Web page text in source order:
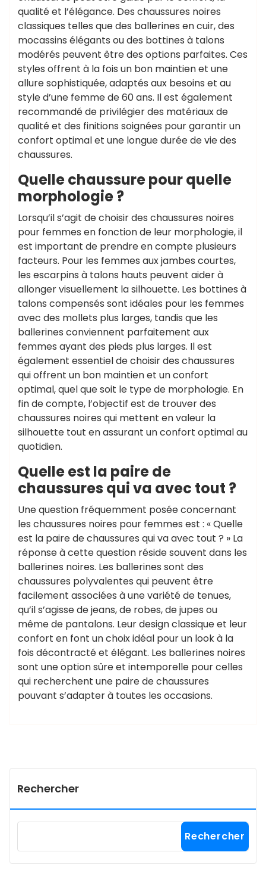
qualité et l’élégance. Des chaussures noires
classiques telles que des ballerines en cuir, des
mocassins élégants ou des bottines à talons
modérés peuvent être des options parfaites. Ces
styles offrent à la fois un bon maintien et une
allure sophistiquée, adaptés aux besoins et au
style d’une femme de 60 ans. Il est également
recommandé de privilégier des matériaux de
qualité et des finitions soignées pour garantir un
confort optimal et une longue durée de vie des
chaussures.
Quelle chaussure pour quelle
morphologie ?
Lorsqu’il s’agit de choisir des chaussures noires
pour femmes en fonction de leur morphologie, il
est important de prendre en compte plusieurs
facteurs. Pour les femmes aux jambes courtes,
les escarpins à talons hauts peuvent aider à
allonger visuellement la silhouette. Les bottines à
talons compensés sont idéales pour les femmes
avec des mollets plus larges, tandis que les
ballerines conviennent parfaitement aux
femmes ayant des pieds plus larges. Il est
également essentiel de choisir des chaussures
qui offrent un bon maintien et un confort
optimal, quel que soit le type de morphologie. En
fin de compte, l’objectif est de trouver des
chaussures noires qui mettent en valeur la
silhouette tout en assurant un confort optimal au
quotidien.
Quelle est la paire de
chaussures qui va avec tout ?
Une question fréquemment posée concernant
les chaussures noires pour femmes est : « Quelle
est la paire de chaussures qui va avec tout ? » La
réponse à cette question réside souvent dans les
ballerines noires. Les ballerines sont des
chaussures polyvalentes qui peuvent être
facilement associées à une variété de tenues,
qu’il s’agisse de jeans, de robes, de jupes ou
même de pantalons. Leur design classique et leur
confort en font un choix idéal pour un look à la
fois décontracté et élégant. Les ballerines noires
sont une option sûre et intemporelle pour celles
qui recherchent une paire de chaussures
pouvant s’adapter à toutes les occasions.
Rechercher
Rechercher